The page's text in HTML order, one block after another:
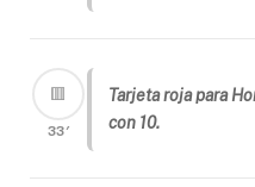
🟥
33′
Tarjeta roja para
con 10.